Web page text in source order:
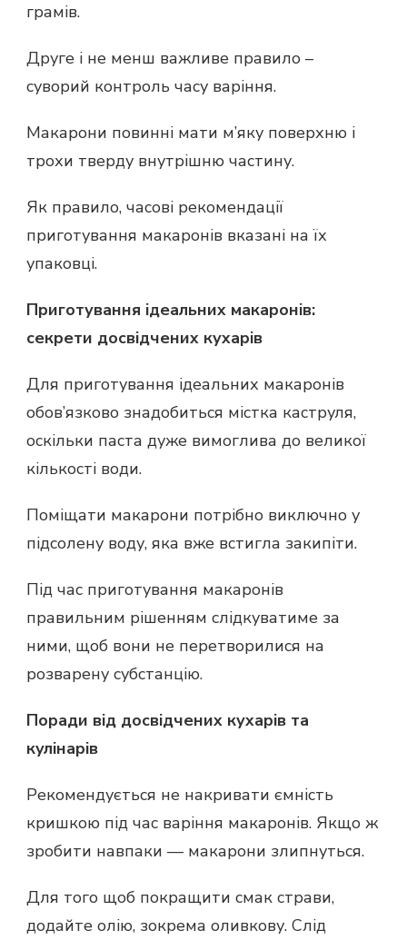
грамів.
Друге і не менш важливе правило –
суворий контроль часу варіння.
Макарони повинні мати м’яку поверхню і
трохи тверду внутрішню частину.
Як правило, часові рекомендації
приготування макаронів вказані на їх
упаковці.
Приготування ідеальних макаронів:
секрети досвідчених кухарів
Для приготування ідеальних макаронів
обов’язково знадобиться містка каструля,
оскільки паста дуже вимоглива до великої
кількості води.
Поміщати макарони потрібно виключно у
підсолену воду, яка вже встигла закипіти.
Під час приготування макаронів
правильним рішенням слідкуватиме за
ними, щоб вони не перетворилися на
розварену субстанцію.
Поради від досвідчених кухарів та
кулінарів
Рекомендується не накривати ємність
кришкою під час варіння макаронів. Якщо ж
зробити навпаки — макарони злипнуться.
Для того щоб покращити смак страви,
додайте олію, зокрема оливкову. Слід